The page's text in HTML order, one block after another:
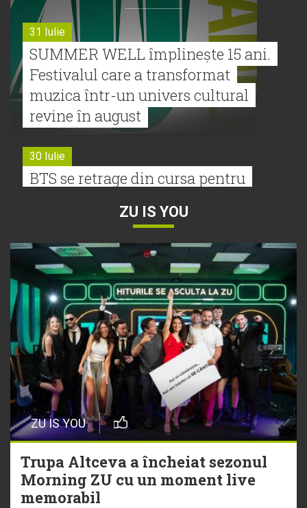
31 Iulie
SUMMER WELL împlinește 15 ani.
Festivalul care a transformat
muzica într-un univers cultural
revine în august
30 Iulie
BTS se retrage din cursa pentru
Tyla a lansat un nou album:
„A*Pop”
30 Iulie
Alexia lansează videoclipul oficial
pentru „Nu mai am nume”
29 Iulie
Trupa Altceva a încheiat sezonul
Morning ZU cu un moment live
memorabil
ZU IS YOU
ZU IS YOU
Trupa Altceva a încheiat sezonul
Morning ZU cu un moment live
memorabil